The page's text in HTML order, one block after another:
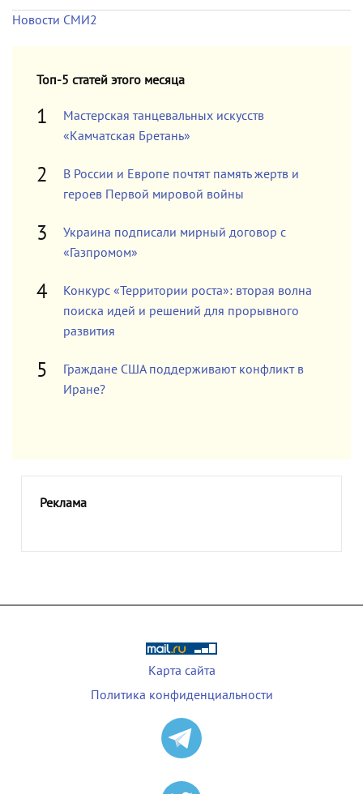
Новости СМИ2
Топ-5 статей этого месяца
Мастерская танцевальных искусств
«Камчатская Бретань»
В России и Европе почтят память жертв и
героев Первой мировой войны
Украина подписали мирный договор с
«Газпромом»
Конкурс «Территории роста»: вторая волна
поиска идей и решений для прорывного
развития
Граждане США поддерживают конфликт в
Иране?
Реклама
Карта сайта
Политика конфиденциальности